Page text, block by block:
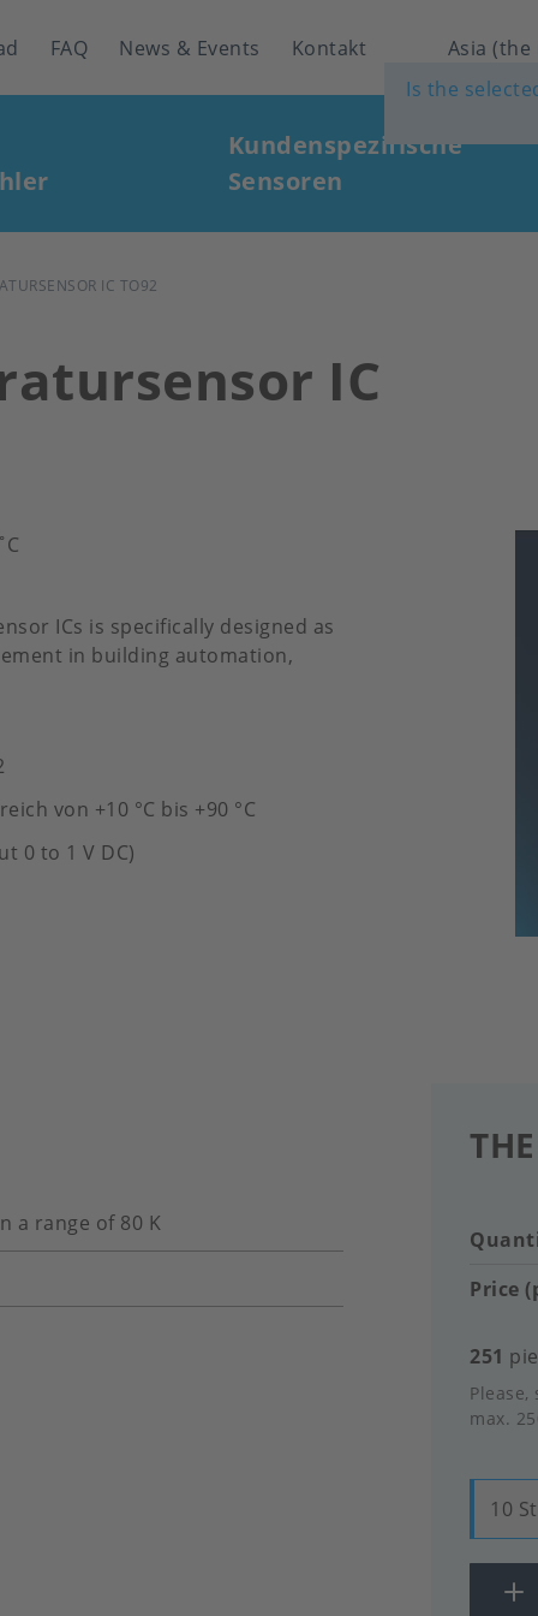
FAQ News & Events Kontakt
Asia
Is the
Kundenspezifische
Sensoren
IC TO92
IC
ICs is specifically designed as
in building automation,
von +10 °C bis +90 °C
0 to 1 V DC)
a range of 80 K
Price
251
max.
10